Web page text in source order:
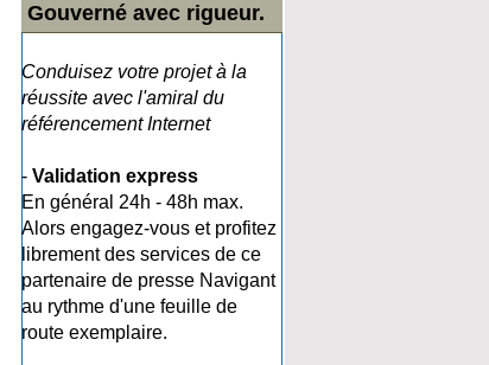
Gouverné avec rigueur.
Conduisez votre projet à la
réussite avec l'amiral du
référencement Internet
- Validation express
En général 24h - 48h max.
Alors engagez-vous et profitez
librement des services de ce
partenaire de presse Navigant
au rythme d'une feuille de
route exemplaire.